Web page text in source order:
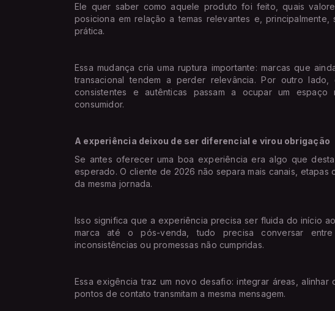
Ele quer saber como aquele produto foi feito, quais
posiciona em relação a temas relevantes e,
prática.
Essa mudança cria uma ruptura importante: marcas que
transacional tendem a perder relevância. Por outro lado,
consistentes e autênticas passam a ocupar um
consumidor.
A experiência deixou de ser diferencial e virou obrigação
Se antes oferecer uma boa experiência era algo que
esperado. O cliente de 2026 não separa mais canais, etapas
da mesma jornada.
Isso significa que a experiência precisa ser fluida do início
marca até o pós-venda, tudo precisa conversar
inconsistências ou promessas não cumpridas.
Essa exigência traz um novo desafio: integrar áreas,
pontos de contato transmitam a mesma mensagem.